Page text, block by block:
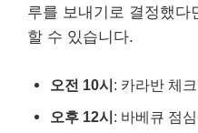
루를 보내기로 결정했다
할 수 있습니다.
오전 10시: 카라반 체
오후 12시: 바베큐 점